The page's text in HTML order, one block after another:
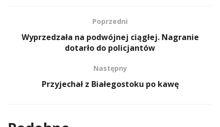
Poprzedni
Wyprzedzała na podwójnej ciągłej. Nagranie
dotarło do policjantów
Następny
Przyjechał z Białegostoku po kawę